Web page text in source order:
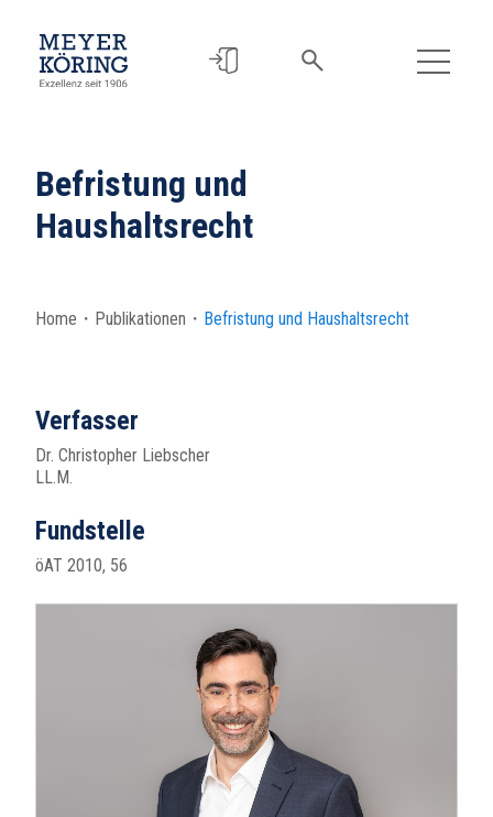
Befristung und
Haushaltsrecht
Home ・ Publikationen ・ Befristung und Haushaltsrecht
Verfasser
Dr. Christopher Liebscher
LL.M.
Fundstelle
öAT 2010, 56